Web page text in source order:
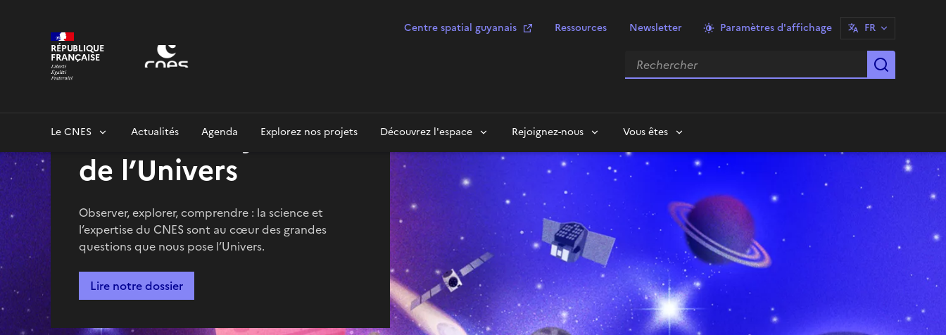
RÉPUBLIQUE
FRANÇAISE
Centre spatial guyanais Ressources Newsletter Paramètres d'affichage FR
Rechercher
Le CNES Actualités Agenda Explorez nos projets Découvrez l'espace Rejoignez-nous Vous êtes
Percer les mystères
de l’Univers
Observer, explorer, comprendre : la science et
l’expertise du CNES sont au cœur des grandes
questions que nous pose l’Univers.
Lire notre dossier